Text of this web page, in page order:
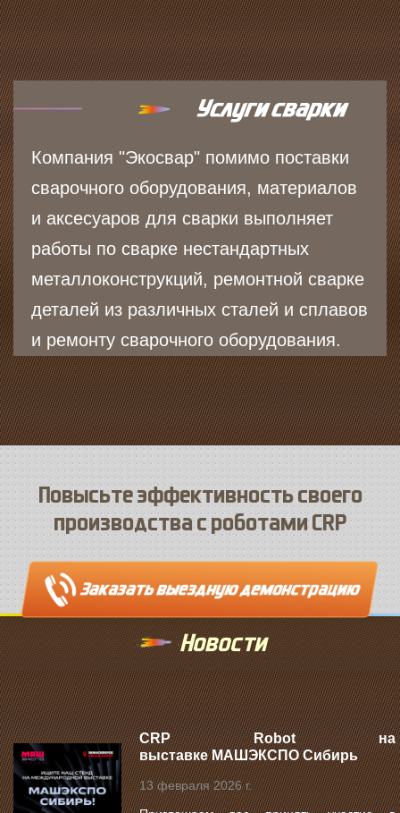
Компания "Экосвар" помимо поставки
сварочного оборудования, материалов
и аксесуаров для сварки выполняет
работы по сварке нестандартных
металлоконструкций, ремонтной сварке
деталей из различных сталей и сплавов
и ремонту сварочного оборудования.
Повысьте эффективность своего
производства с роботами CRP
Новости
CRP Robot на
выставке МАШЭКСПО Сибирь
13 февраля 2026 г.